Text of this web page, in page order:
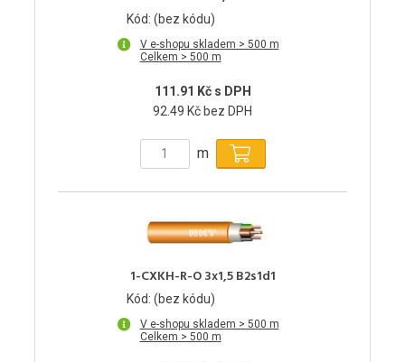
Kód: (bez kódu)
V e-shopu skladem > 500 m
Celkem > 500 m
111.91 Kč s DPH
92.49 Kč bez DPH
m
1-CXKH-R-O 3x1,5 B2s1d1
Kód: (bez kódu)
V e-shopu skladem > 500 m
Celkem > 500 m